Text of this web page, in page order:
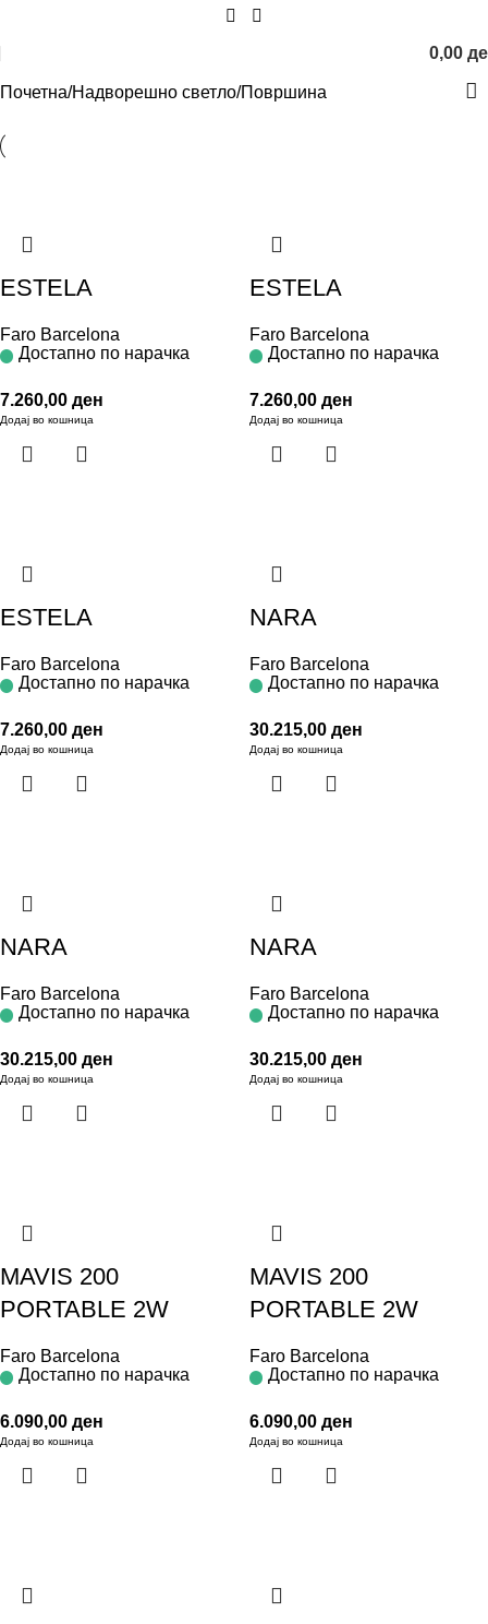
0,00
Почетна Надворешно светло Површина
ESTELA
Faro Barcelona
Достапно по нарачка
7.260,00 ден
Додај во кошница
ESTELA
Faro Barcelona
Достапно по нарачка
7.260,00 ден
Додај во кошница
ESTELA
Faro Barcelona
Достапно по нарачка
7.260,00 ден
Додај во кошница
NARA
Faro Barcelona
Достапно по нарачка
30.215,00 ден
Додај во кошница
NARA
Faro Barcelona
Достапно по нарачка
30.215,00 ден
Додај во кошница
NARA
Faro Barcelona
Достапно по нарачка
30.215,00 ден
Додај во кошница
MAVIS 200
PORTABLE 2W
Faro Barcelona
Достапно по нарачка
6.090,00 ден
Додај во кошница
MAVIS 200
PORTABLE 2W
Faro Barcelona
Достапно по нарачка
6.090,00 ден
Додај во кошница